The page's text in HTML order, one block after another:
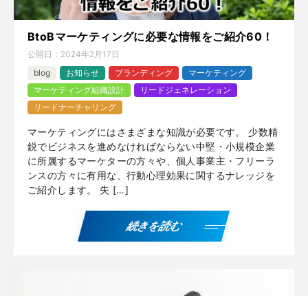
BtoBマーケティングに必要な情報をご紹介60！
公開日： 2024年2月17日
blog
お知らせ ブランディング
マーケティング
マーケティング組織設計
リードジェネレーション
リードナーチャリング
マーケティングにはさまざまな知識が必要です。 少数精
鋭でビジネスを進めなければならない中堅・小規模企業
に所属するマーケターの方々や、個人事業主・フリーラ
ンスの方々に有用な、行動心理効果に関するナレッジを
ご紹介します。 失 […]
続きを読む